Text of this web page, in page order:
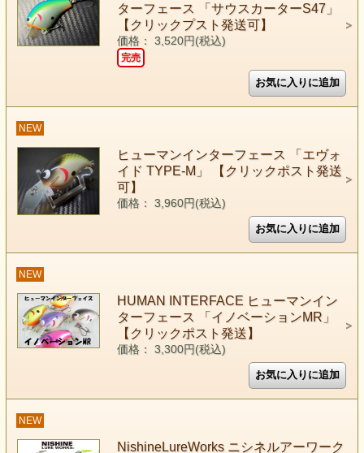
ターフェース 「サウスカーターS47」
【クリックプスト発送可】
価格： 3,520円(税込)
完売
NEW
ヒューマンインターフェース 「エヴォ
イド TYPE-M」 【クリックポスト発送
可】
価格： 3,960円(税込)
NEW
HUMAN INTERFACE ヒューマンイン
ターフェース 「イノベーションMR」
【クリックポスト発送】
価格： 3,300円(税込)
NEW
NishineLureWorks ニシネルアーワーク